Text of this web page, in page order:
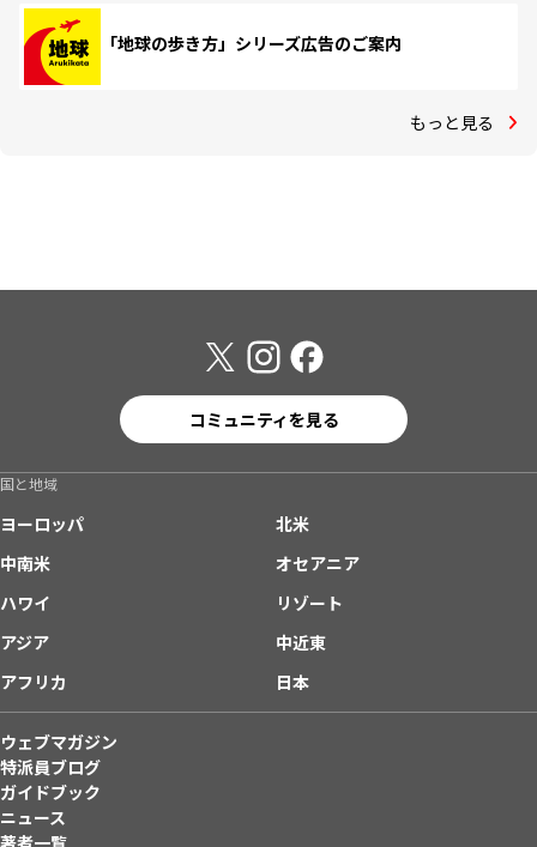
「地球の歩き方」シリーズ広告のご案内
もっと見る
コミュニティを見る
国と地域
ヨーロッパ
北米
中南米
オセアニア
ハワイ
リゾート
アジア
中近東
アフリカ
日本
ウェブマガジン
特派員ブログ
ガイドブック
ニュース
著者一覧